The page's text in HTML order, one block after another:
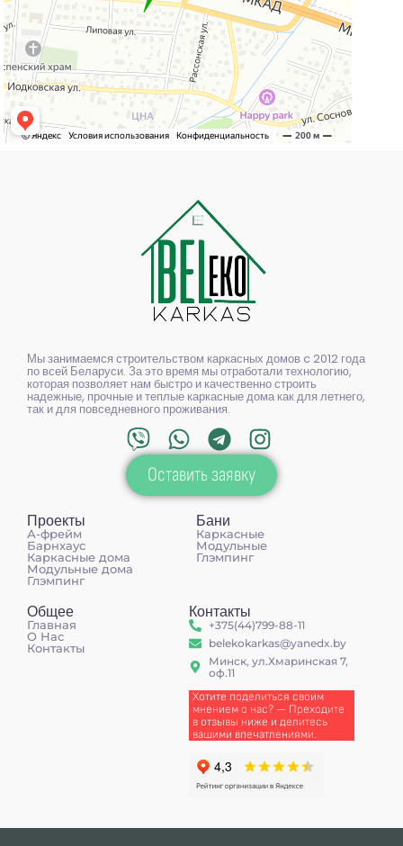
Мы занимаемся строительством каркасных домов c 2012 года
по всей Беларуси. За это время мы отработали технологию,
которая позволяет нам быстро и качественно строить
надежные, прочные и теплые каркасные дома как для летнего,
так и для повседневного проживания.
Оставить заявку
Проекты
А-фрейм
Барнхаус
Каркасные дома
Модульные дома
Глэмпинг
Бани
Каркасные
Модульные
Глэмпинг
Общее
Главная
О Нас
Контакты
Контакты
+375(44)799-88-11
belekokarkas@yanedx.by
Минск, ул.Хмаринская 7,
оф.11
Хотите поделиться своим
мнением о нас? — Преходите
в отзывы ниже и делитесь
вашими впечатлениями.